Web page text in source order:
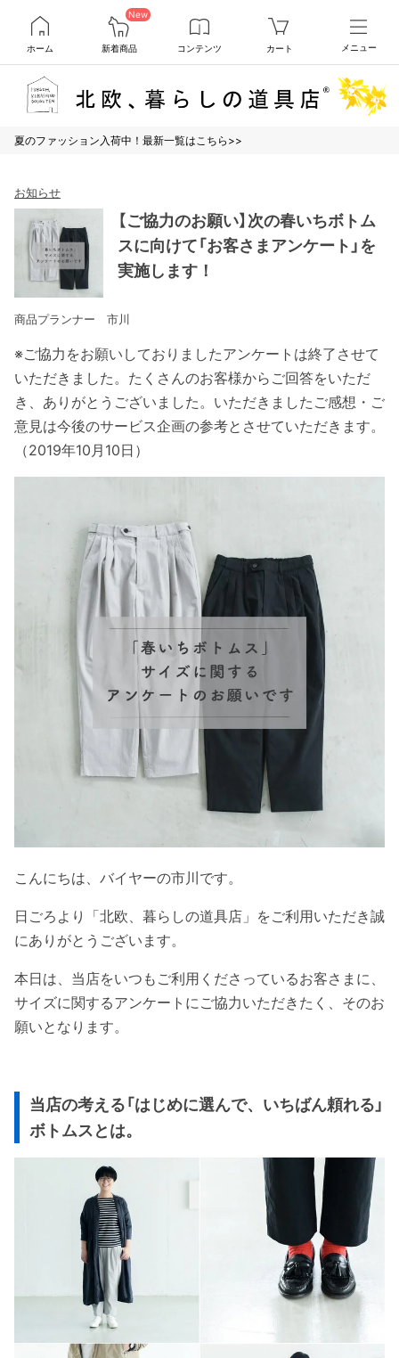
ホーム
New
新着商品 コンテンツ カート メニュー
夏のファッション入荷中！最新一覧はこちら>>
お知らせ
【ご協力のお願い】次の春いちボトム
スに向けて「お客さまアンケート」を
実施します！
商品プランナー 市川
※ご協力をお願いしておりましたアンケートは終了させて
いただきました。たくさんのお客様からご回答をいただ
き、ありがとうございました。いただきましたご感想・ご
意見は今後のサービス企画の参考とさせていただきます。
（2019年10月10日）
こんにちは、バイヤーの市川です。
日ごろより「北欧、暮らしの道具店」をご利用いただき誠
にありがとうございます。
本日は、当店をいつもご利用くださっているお客さまに、
サイズに関するアンケートにご協力いただきたく、そのお
願いとなります。
当店の考える「はじめに選んで、いちばん頼れる」
ボトムスとは。